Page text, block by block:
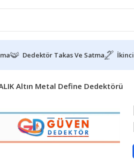
Dedektör Takas Ve Satma
Altın Metal Define Dedektörü